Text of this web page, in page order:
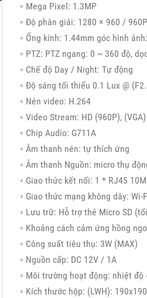
◦ Mega Pixel: 1.3MP
◦ Độ phân giải: 1280 × 960 / 960P
◦ Ống kính: 1.44mm góc hình
◦ PTZ: PTZ ngang: 0 ~ 360 độ,
◦ Chế độ Day / Night: Tự động
◦ Độ sáng tối thiểu 0.1 Lux @
◦ Nén video: H.264
◦ Video Stream: HD (960P), (VGA)
◦ Chip Audio: G711A
◦ Âm thanh nén: tự thích ứng
◦ Âm thanh Nguồn: micro thụ
◦ Giao thức kết nối: 1 * RJ45
◦ Giao thức mạng không dây: Wi-
◦ Lưu trữ: Hỗ trợ thẻ Micro SD
◦ Khoảng cách cảm ứng hồng
◦ Công suất tiêu thụ: 3W (MAX)
◦ Nguồn cấp: DC 12V / 1A
◦ Môi trường hoạt động: nhiệt độ
◦ Kích thước hộp: (LWH):